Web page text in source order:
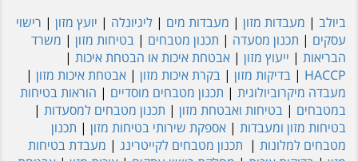
ביולב | מעבדות מזון | מעבדות מים | ליגיונלה | יועץ מזון | רישוי
עסקים | תכנון מסעדה | תכנון מטבחים | בטיחות מזון | משרד
הבריאות | ייעוץ מזון | אבטחת איכות או הבטחת איכות |
HACCP
| בדיקות מזון | בקרת איכות מזון | אבטחת איכות מזון |
מעבדה מיקרוביולוגית | תכנון מטבחים מוסדיים | הוראות בטיחות
במטבחים | בטיחות ואבטחת מזון | תכנון מטבחים למסעדות |
בטיחות מזון ומעבדות | אספקת שירותי בטיחות מזון | תכנון
מטבחים למלונות | תכנון מטבחים לקייטרינג | מעבדת בטיחות